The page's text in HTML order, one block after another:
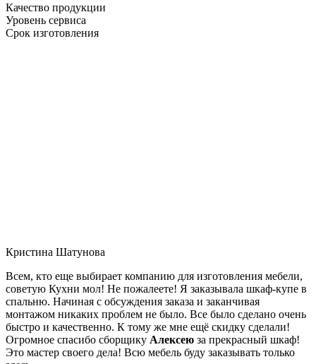
Качество продукции
Уровень сервиса
Срок изготовления
Кристина Шатунова
Всем, кто еще выбирает компанию для изготовления мебели,
советую Кухни мол! Не пожалеете! Я заказывала шкаф-купе в
спальню. Начиная с обсуждения заказа и заканчивая
монтажом никаких проблем не было. Все было сделано очень
быстро и качественно. К тому же мне ещё скидку сделали!
Огромное спасибо сборщику Алексею за прекрасный шкаф!
Это мастер своего дела! Всю мебель буду заказывать только